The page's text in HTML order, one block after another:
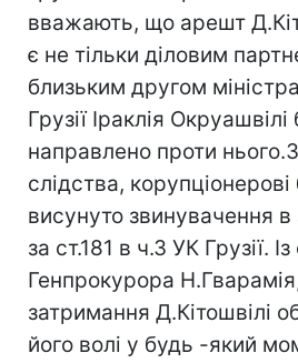
вважають, що арешт
є не тільки діловим
близьким другом
Грузії Іраклія Окруашвілі
направлено проти
слідства, корупціонерові
висунуто звинувачення в
за ст.181 в ч.3 УК Грузії. Із
Генпрокурора
затримання Д.Кiтошвілі
його волi у будь -який